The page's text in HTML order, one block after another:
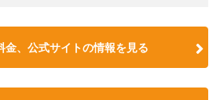
金、公式サイトの情報を見る